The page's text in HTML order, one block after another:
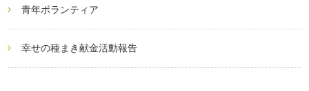
青年ボランティア
幸せの種まき献金活動報告